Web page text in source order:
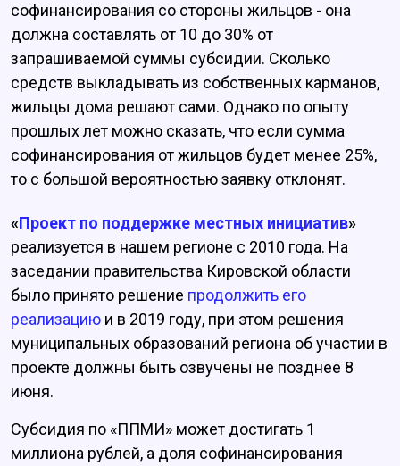
софинансирования со стороны жильцов - она
должна составлять от 10 до 30% от
запрашиваемой суммы субсидии. Сколько
средств выкладывать из собственных карманов,
жильцы дома решают сами. Однако по опыту
прошлых лет можно сказать, что если сумма
софинансирования от жильцов будет менее 25%,
то с большой вероятностью заявку отклонят.
«Проект по поддержке местных инициатив»
реализуется в нашем регионе с 2010 года. На
заседании правительства Кировской области
было принято решение продолжить его
реализацию и в 2019 году, при этом решения
муниципальных образований региона об участии в
проекте должны быть озвучены не позднее 8
июня.
Субсидия по «ППМИ» может достигать 1
миллиона рублей, а доля софинансирования